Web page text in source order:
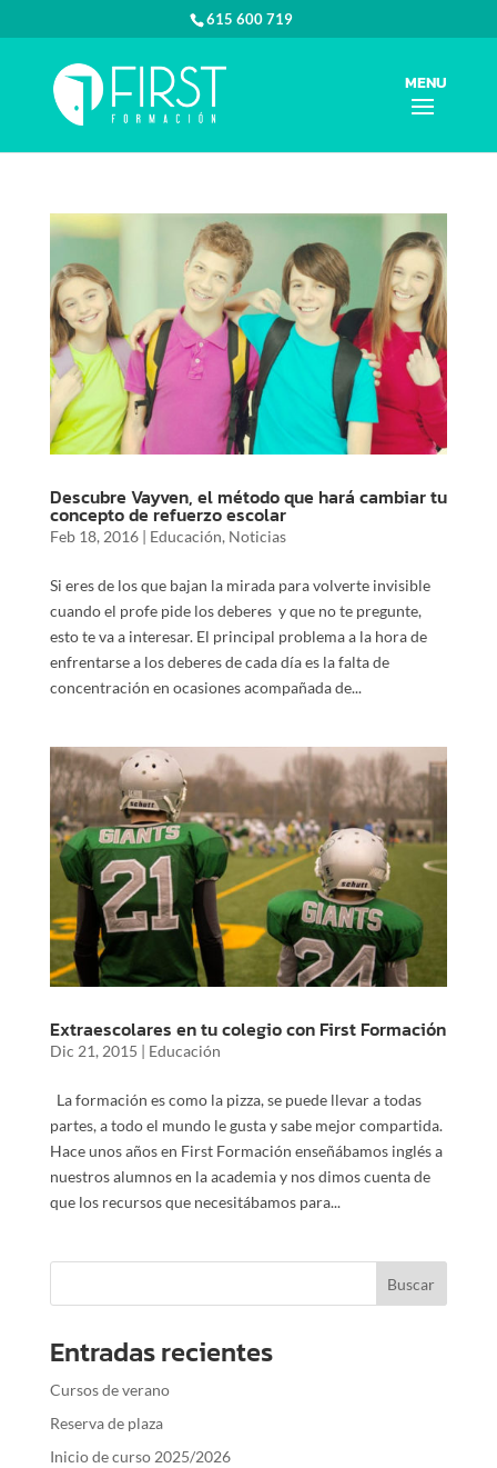
615 600 719
Descubre Vayven, el método que hará cambiar tu
concepto de refuerzo escolar
Feb 18, 2016| Educación, Noticias
Si eres de los que bajan la mirada para volverte invisible
cuando el profe pide los deberes y que no te pregunte,
esto te va a interesar. El principal problema a la hora de
enfrentarse a los deberes de cada día es la falta de
concentración en ocasiones acompañada de...
Extraescolares en tu colegio con First Formación
Dic 21, 2015 | Educación
La formación es como la pizza, se puede llevar a todas
partes, a todo el mundo le gusta y sabe mejor compartida.
Hace unos años en First Formación enseñábamos inglés a
nuestros alumnos en la academia y nos dimos cuenta de
que los recursos que necesitábamos para...
Entradas recientes
Cursos de verano
Reserva de plaza
Inicio de curso 2025/2026